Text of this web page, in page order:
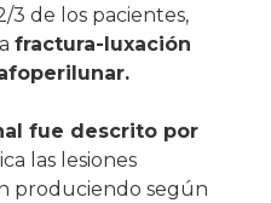
3 de los pacientes,
fractura-luxación
fue descrito por
las lesiones
produciendo según